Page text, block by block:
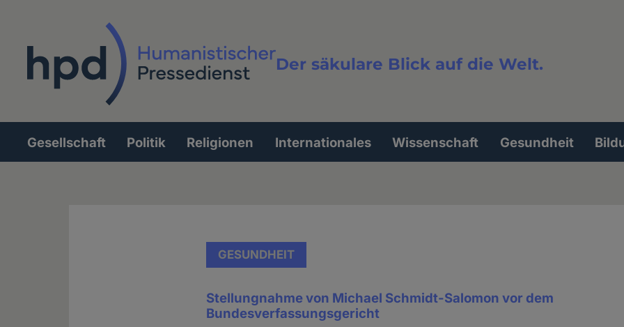
Der säkulare Blick auf die Welt.
Volltextsuche
Hauptnavigation
Gesellschaft Politik Religionen Internationales Wissenschaft Gesundheit
GESUNDHEIT
Stellungnahme von Michael Schmidt-Salomon vor dem
Bundesverfassungsgericht